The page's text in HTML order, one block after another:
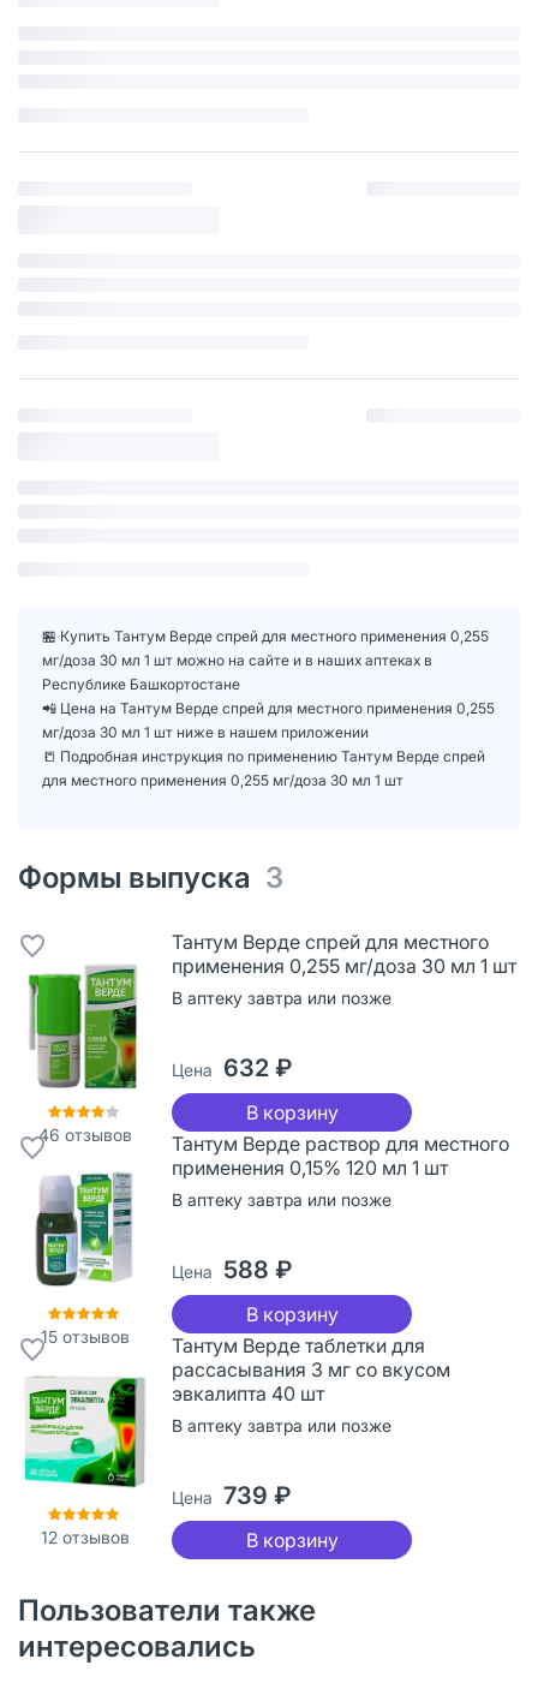
🏪 Купить Тантум Верде спрей для местного применения 0,255
мг/доза 30 мл 1 шт можно на сайте и в наших аптеках в
Республике Башкортостане
📲 Цена на Тантум Верде спрей для местного применения 0,255
мг/доза 30 мл 1 шт ниже в нашем приложении
📒 Подробная инструкция по применению Тантум Верде спрей
для местного применения 0,255 мг/доза 30 мл 1 шт
Формы выпуска 3
46 отзывов
Тантум Верде спрей для местного
применения 0,255 мг/доза 30 мл 1 шт
В аптеку завтра или позже
Цена 632 ₽
В корзину
15 отзывов
Тантум Верде раствор для местного
применения 0,15% 120 мл 1 шт
В аптеку завтра или позже
Цена 588 ₽
В корзину
12 отзывов
Тантум Верде таблетки для
рассасывания 3 мг со вкусом
эвкалипта 40 шт
В аптеку завтра или позже
Цена 739 ₽
В корзину
Пользователи также
интересовались